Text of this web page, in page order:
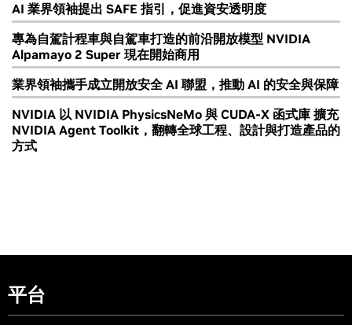
AI 業界領袖提出 SAFE 指引，促進資安透明度
專為自駕計程車與自駕車打造的前沿開放模型 NVIDIA
Alpamayo 2 Super 現在開始商用
業界領袖攜手成立開放安全 AI 聯盟，推動 AI 的安全與保障
NVIDIA 以 NVIDIA PhysicsNeMo 與 CUDA-X 函式庫 擴充
NVIDIA Agent Toolkit，翻轉全球工程、設計與打造產品的
方式
平台